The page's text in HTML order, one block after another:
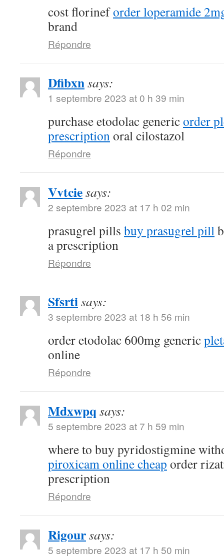
cost florineforder loperamide
brand
Répondre
Dfibxnsays:
1 septembre 2023 at 0 h 39 min
purchase etodolac genericorder
prescription oral cilostazol
Répondre
Vvtciesays:
2 septembre 2023 at 17 h 02 min
prasugrel pills buy prasugrel pill
a prescription
Répondre
Sfsrtisays:
3 septembre 2023 at 18 h 56 min
order etodolac 600mg generic
online
Répondre
Mdxwpq says:
5 septembre 2023 at 7 h 59 min
where to buy pyridostigmine
piroxicam online cheap order
prescription
Répondre
Rigoursays:
5 septembre 2023 at 17 h 50 min